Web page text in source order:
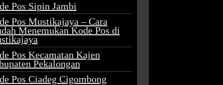
Pos Sipin Jambi
Pos Mustikajaya – Cara
Menemukan Kode Pos di
Pos Kecamatan Kajen
Pekalongan
Pos Ciadeg Cigombong